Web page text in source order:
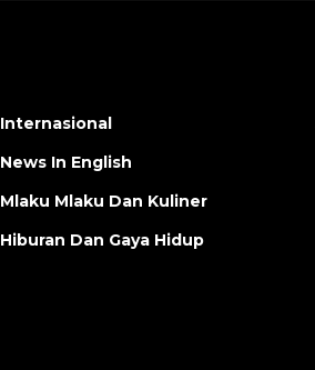
Internasional
News In English
Mlaku Mlaku Dan Kuliner
Hiburan Dan Gaya Hidup